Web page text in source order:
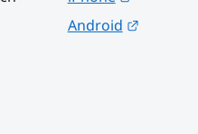
Android
Länk till